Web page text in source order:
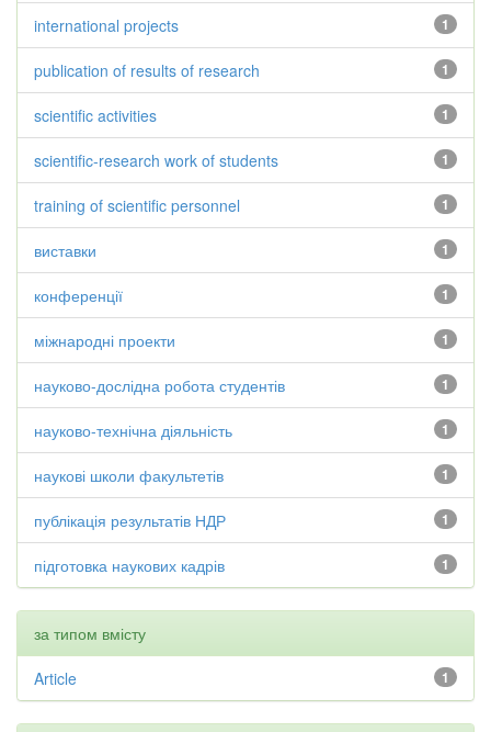
1
international projects
1
publication of results of research
1
scientific activities
1
scientific-research work of students
1
training of scientific personnel
1
виставки
1
конференції
1
міжнародні проекти
1
науково-дослідна робота студентів
1
науково-технічна діяльність
1
наукові школи факультетів
1
публікація результатів НДР
1
підготовка наукових кадрів
за типом вмісту
1
Article